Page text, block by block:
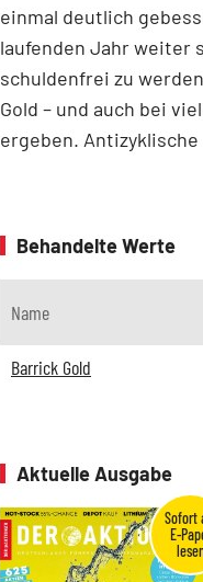
einmal deutlich
laufenden Jahr weiter
schuldenfrei zu
Gold – und auch bei
ergeben.
Behandelte Werte
Name
Barrick Gold
Aktuelle Ausgabe